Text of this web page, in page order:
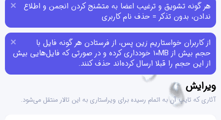
هر گونه تشویق و ترغیب اعضا به متشنج کردن انجمن و اطلاع
ندادن، بدون تذکر = حذف نام کاربری
از کاربران خواستاریم زین پس، از فرستادن هر گونه فایل با
حجم بیش از 10MB خودداری کرده و در صورتی که فایل‌هایی بیش
از این حجم را قبلا ارسال کرده‌اند حذف کنند.
ویرایش
آثاری که تایپ آن به اتمام رسیده برای ویراستاری به این تالار منتقل می‌شود.